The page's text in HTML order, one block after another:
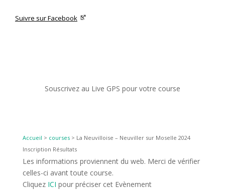
Suivre sur Facebook
Souscrivez au Live GPS pour votre course
Accueil > courses> La Neuvilloise – Neuviller sur Moselle 2024
Inscription Résultats
Les informations proviennent du web. Merci de vérifier
celles-ci avant toute course.
Cliquez ICI pour préciser cet Evènement